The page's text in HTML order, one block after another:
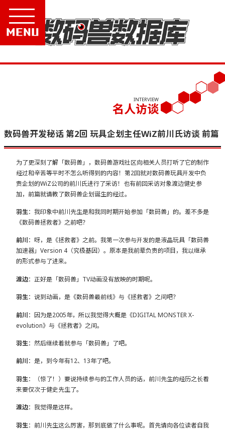
INTERVIEW
名人访谈
数码兽开发秘话 第2回 玩具企划主任WiZ前川氏访谈 前篇
为了更深刻了解「数码兽」，数码兽游戏社区向相关人员打听了它的制作
经过和辛苦等平时不怎么听得到的内容！第2回就对数码兽玩具开发中负
责企划的WiZ公司的前川氏进行了采访！也有前回采访对象渡边健史参
加，前篇就请教了数码兽企划诞生的经过。
羽生：我印象中前川先生是和我同时期开始参加「数码兽」的。差不多是
《数码兽拯救者》之前吧？
前川：呀，是《拯救者》之前。我第一次参与开发的是液晶玩具「数码兽
加速器」Version 4（究极基因）。原本是我前辈负责的项目，我以继承
的形式参与了进来。
渡边：正好是「数码兽」TV动画没有放映的时期呢。
羽生：说到动画，是《数码兽最前线》与《拯救者》之间吧？
前川：因为是2005年，所以我觉得大概是《DIGITAL MONSTER X-
evolution》与《拯救者》之间。
羽生：然后继续着就参与「数码兽」了吧。
前川：是，到今年有12、13年了吧。
羽生：（惊了！）要说持续参与的工作人员的话，前川先生的经历之长看
来要仅次于健史先生了。
渡边：我觉得是这样。
羽生：前川先生这么厉害，那到底做了什么事呢。首先请向各位读者自我